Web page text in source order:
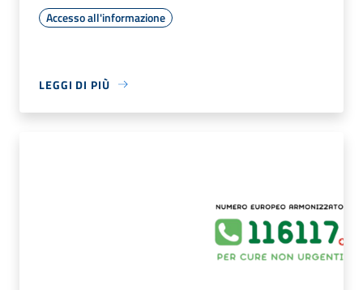
Accesso all'informazione
LEGGI DI PIÙ